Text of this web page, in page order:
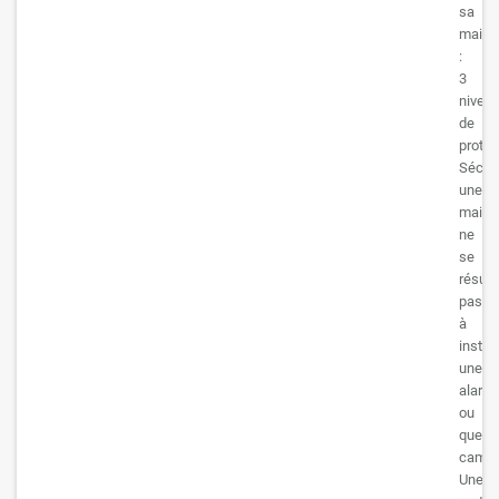
sa
:
3
de
une
ne
se
pas
à
une
ou
Une